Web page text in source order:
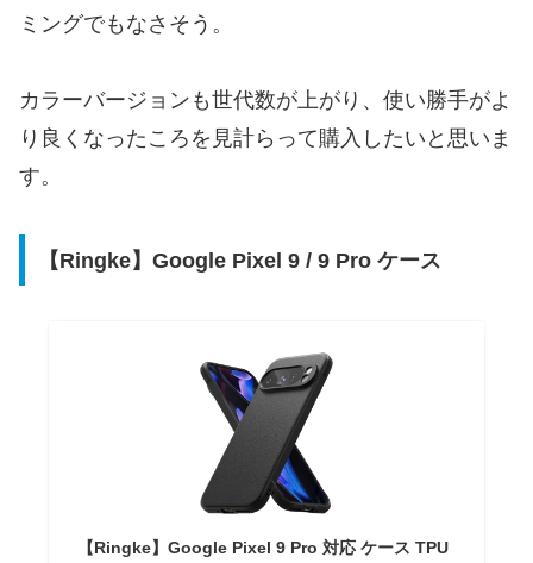
ミングでもなさそう。
カラーバージョンも世代数が上がり、使い勝手がよ
り良くなったころを見計らって購入したいと思いま
す。
【Ringke】Google Pixel 9 / 9 Pro ケース
【Ringke】Google Pixel 9 Pro 対応 ケース TPU